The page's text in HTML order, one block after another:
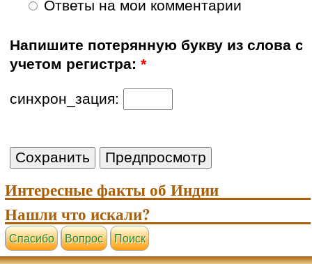
Ответы на мои комментарии
Напишите потерянную букву из слова с
учетом регистра:*
синхрон_зация:
Интересные факты об Индии
Нашли что искали?
Cпасибо Вопрос Поиск